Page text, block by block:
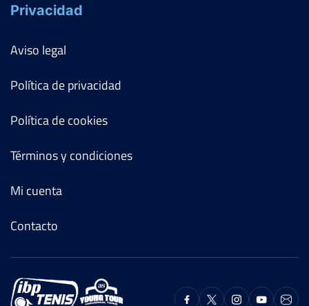
Privacidad
Aviso legal
Política de privacidad
Política de cookies
Términos y condiciones
Mi cuenta
Contacto